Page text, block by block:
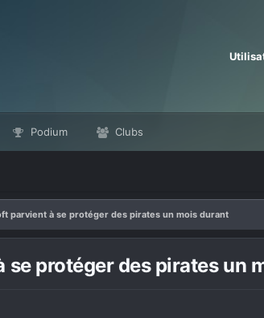
Podium Clubs
parvient à se protéger des pirates un mois durant
se protéger des pirates un